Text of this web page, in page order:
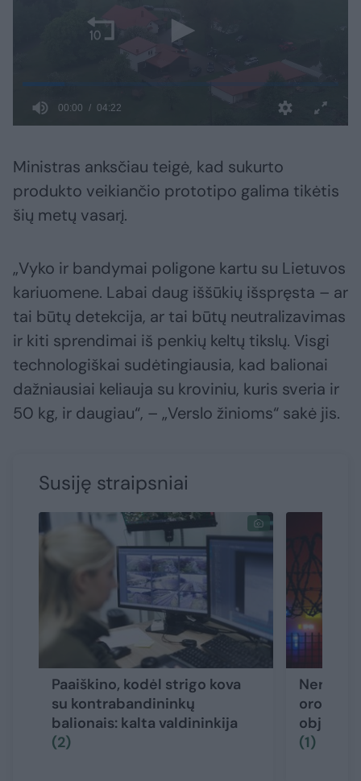
Ministras anksčiau teigė, kad sukurto
produkto veikiančio prototipo galima tikėtis
šių metų vasarį.
„Vyko ir bandymai poligone kartu su Lietuvos
kariuomene. Labai daug iššūkių išspręsta – ar
tai būtų detekcija, ar tai būtų neutralizavimas
ir kiti sprendimai iš penkių keltų tikslų. Visgi
technologiškai sudėtingiausia, kad balionai
dažniausiai keliauja su kroviniu, kuris sveria ir
50 kg, ir daugiau“, – „Verslo žinioms“ sakė jis.
Susiję straipsniai
Paaiškino, kodėl strigo kova
su kontrabandininkų
balionais: kalta valdininkija
(2)
Nerami
oro
(1)